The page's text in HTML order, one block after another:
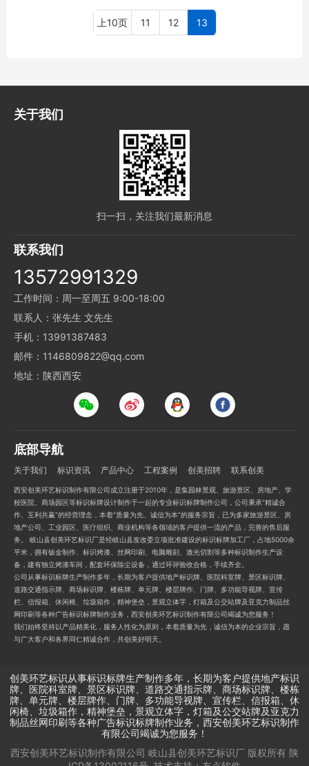
上10页 11 12 13
关于我们
扫一扫，关注我们最新消息
联系我们
13572991329
工作时间：周一至周五 9:00-18:00
联系人：张先生 文先生
手机：13991387483
邮件：1146809822@qq.com
地址：陕西西安
底部导航
关于我们 标识资讯 产品中心 工程案例 创美招聘 联系创美
西安创美环艺标识制作有限公司成立注册于2010年，是集园林景观、旅游景区、房地产、学
校医院、商场园区等标识标牌设计制作于一起的专业标识标牌制作公司，公司秉承“精诚合
作、互利共赢”的经营理念，本着“质量为先、诚信为本”的服务宗旨，已为多家旅游景区、房
地产公司、工业园区、医疗组织、商业机构等各领域的客户提供一流的产品，完善的售后服
务。 岐山县创美环艺标识厂是经岐山县发改委立项批准建设的标识标牌加工厂，占地5000余
平米，拥有钣金制作、标识烤漆、丝网印刷、电脑雕刻、激光切割等多种标识制作生产设
备，建有独立烤漆车间，配套环保除尘设备，通过环评验收合格，手续齐全。
公司从事标识标牌生产制作多年，长期为客户提供地产标识牌、医院科室牌、景区标识牌、
道路交通指示牌、商场标识牌、楼栋牌、单元牌、楼层牌作、门牌、多功能导视牌、宣传
栏、信报箱、休闲椅、垃圾箱作，精神堡垒，景观立体字，灯箱及公交站牌及亚克力制品丝
网印刷等各种广告标识标牌制作业务，西安创美环艺标识制作有限公司竭诚为您服务！
我们始终坚持以产品精美化，服务人性化为原则，本着质量为先，诚信为本的企业宗旨，愿
与广大客户和各界同仁精诚合作，共创美好明天。
创美环艺标识从事标识标牌生产制作多年，长期为客户提供地产标识
牌、医院科室牌、景区标识牌、道路交通指示牌、商场标识牌、楼栋
牌、单元牌、楼层牌作、门牌、多功能导视牌、宣传栏、信报箱、休
闲椅、垃圾箱作，精神堡垒，景观立体字，灯箱及公交站牌及亚克力
制品丝网印刷等各种广告标识标牌制作业务，西安创美环艺标识制作
有限公司竭诚为您服务！
西安创美环艺标识制作有限公司 岐山县创美环艺标识厂 版权所有 陕